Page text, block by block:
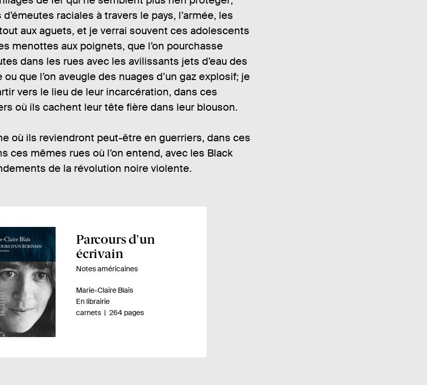
raciales à travers le pays, l’armée, les
aux aguets, et je verrai souvent ces adolescents
menottes aux poignets, que l’on pourchasse
dans les rues avec les avilissants jets d’eau des
ou que l’on aveugle des nuages d’un gaz explosif; je
vers le lieu de leur incarcération, dans ces
où ils cachent leur tête fière dans leur blouson.
où ils reviendront peut-être en guerriers, dans ces
ces mêmes rues où l’on entend, avec les Black
de la révolution noire violente.
A
p
e
ç
u
Parcours d'un
écrivain
Notes américaines
A
u
t
Marie-Claire Blais
D
i
En librairie
n
carnets- 264 pages